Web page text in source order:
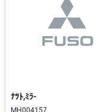
ﾅﾂﾄ,ﾐﾗ-
MH004157